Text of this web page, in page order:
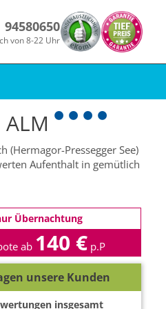
von 8-22 Uhr
ALM
(Hermagor-Pressegger See)
Aufenthalt in gemütlich
Übernachtung
ab 140 € p.P
unsere Kunden
insgesamt